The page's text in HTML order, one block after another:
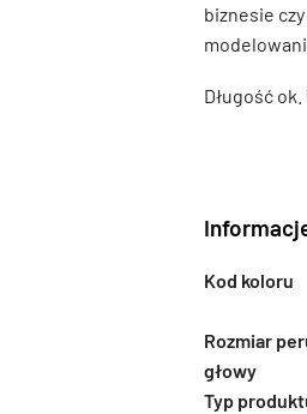
biznesie
Długość
Kod koloru
Rozmiar
głowy
Typ